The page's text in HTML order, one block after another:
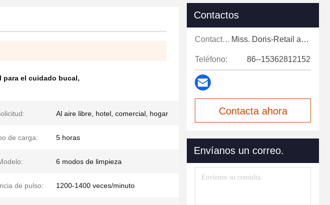
para el cuidado bucal,
Al aire libre, hotel, comercial, hogar
de carga: 5 horas
6 modos de limpieza
de pulso: 1200-1400 veces/minuto
Contactos
Contactos: Miss. Doris-Retail and after-sales support
Teléfono: 86--15362812152
Contacta ahora
Envíanos un correo.